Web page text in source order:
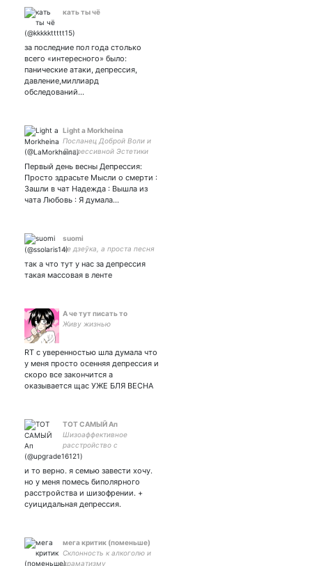
кать ты чё
за последние пол года столько
всего «интересного» было:
панические атаки, депрессия,
давление,миллиард
обследований…
Light a Morkheina
Посланец Доброй Воли и
Депрессивной Эстетики
Первый день весны Депрессия:
Просто здрасьте Мысли о смерти :
Зашли в чат Надежда : Вышла из
чата Любовь : Я думала…
suomi
не дзеўка, а проста песня
так а что тут у нас за депрессия
такая массовая в ленте
А че тут писать то
Живу жизнью
RT с уверенностью шла думала что
у меня просто осенняя депрессия и
скоро все закончится а
оказывается щас УЖЕ БЛЯ ВЕСНА
ТОТ САМЫЙ Ап
Шизоаффективное
расстройство с
суицидальной депрессией,
пройдоха, бас-гитарист,
музыкант, плакса. Too
Weird to Live, Too Rare to
Die
и то верно. я семью завести хочу.
но у меня помесь биполярного
расстройства и шизофрении. +
суицидальная депрессия.
мега критик (поменьше)
Склонность к алкоголю и
драматизму